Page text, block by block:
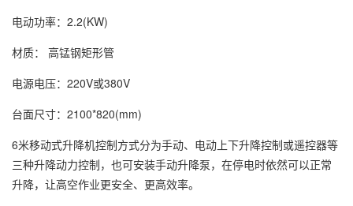
电动功率：2.2(KW)
材质： 高锰钢矩形管
电源电压：220V或380V
台面尺寸：2100*820(mm)
6米移动式升降机控制方式分为手动、电动上下升降控制或遥控器等
三种升降动力控制，也可安装手动升降泵，在停电时依然可以正常
升降，让高空作业更安全、更高效率。